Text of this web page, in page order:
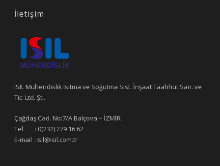
İletişim
ISIL Mühendislik Isıtma ve Soğutma Sist. İnşaat Taahhüt San. ve
Tic. Ltd. Şti.
Çağdaş Cad. No:7/A Balçova – İZMİR
Tel : 0(232) 279 16 62
E-mail : isil@isil.com.tr